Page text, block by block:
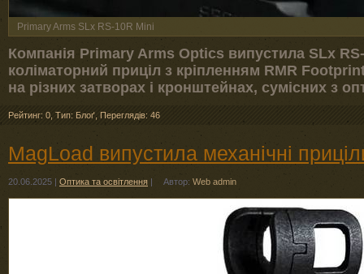
Primary Arms SLx RS-10R Mini
Компанія Primary Arms Optics випустила SLx
коліматорний приціл з кріпленням RMR
на різних затворах і кронштейнах, сумісних з
Рейтинг: 0 Тип: Блоґ Переглядів: 46
MagLoad випустила механічні
20.06.2025 | Оптика та освітлення | Автор: Web admin